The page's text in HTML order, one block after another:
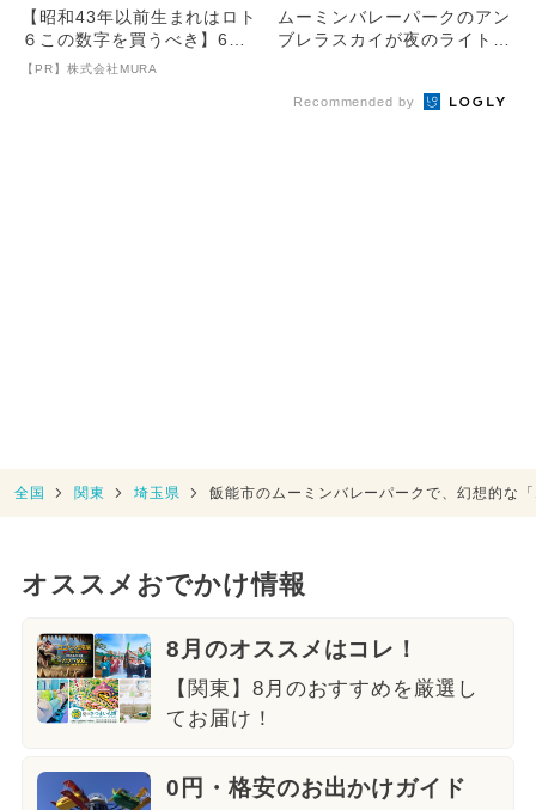
【昭和43年以前生まれはロト
６この数字を買うべき】6つ
の数字が「完全一致」する
【PR】株式会社MURA
ムーミンバレーパークのアン
ブレラスカイが夜のライトア
Recommended by
全国 関東 埼玉県 飯能市のムーミンバレーパークで、幻想的な
オススメおでかけ情報
8月のオススメはコレ！
【関東】8月のおすすめを厳選し
てお届け！
0円・格安のお出かけガイド